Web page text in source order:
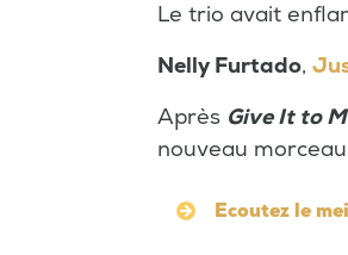
Le trio avait
Nelly Furtado,
Après Give It to
nouveau
Ecoutez le